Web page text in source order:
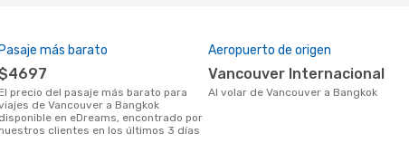
Pasaje más barato
$4697
El precio del pasaje más barato para
de Vancouver a Bangkok
disponible en eDreams, encontrado por
nuestros clientes en los últimos 3 días
Aeropuerto de origen
Vancouver Internacional
Al volar de Vancouver a Bangkok